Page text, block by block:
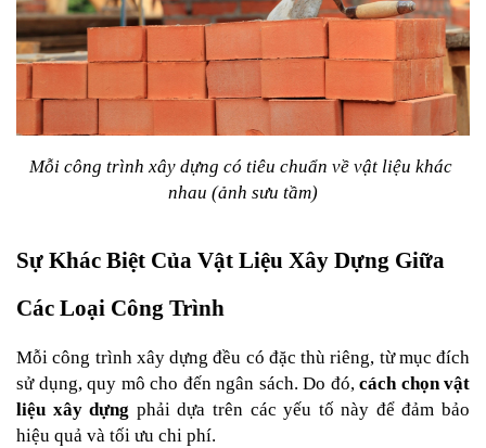
Mỗi công trình xây dựng có tiêu chuẩn về vật liệu khác
nhau (ảnh sưu tầm)
Sự Khác Biệt Của Vật Liệu Xây Dựng Giữa
Các Loại Công Trình
Mỗi công trình xây dựng đều có đặc thù riêng, từ mục đích
sử dụng, quy mô cho đến ngân sách. Do đó, cách chọn vật
liệu xây dựng phải dựa trên các yếu tố này để đảm bảo
hiệu quả và tối ưu chi phí.